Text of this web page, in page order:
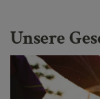
Unsere